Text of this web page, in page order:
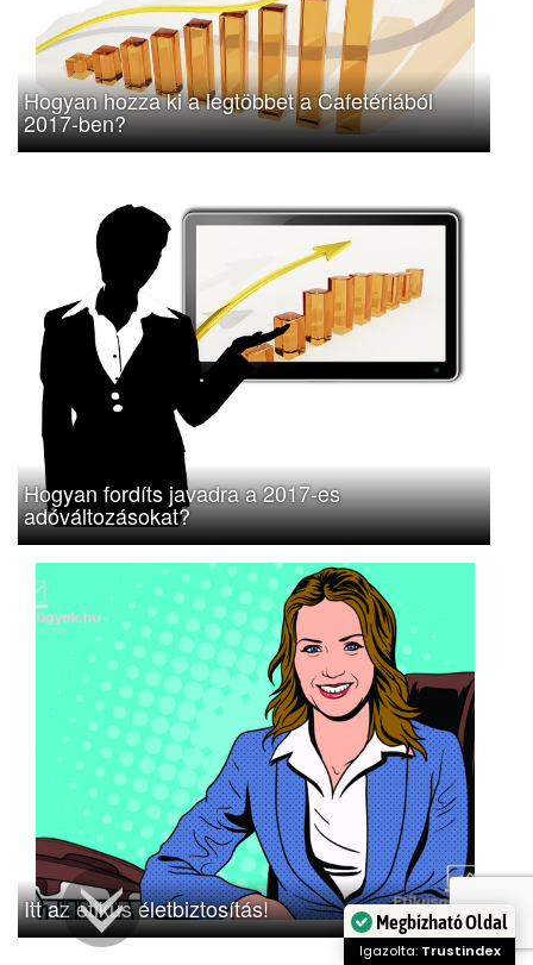
Hogyan hozza ki a legtöbbet a Cafetériából
2017-ben?
Hogyan fordíts javadra a 2017-es
adóváltozásokat?
Itt az etikus életbiztosítás!
Megbízható Oldal